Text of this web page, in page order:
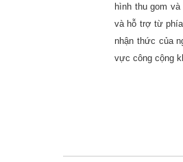
hình thu gom
và hỗ trợ từ
nhận thức của
vực công cộng